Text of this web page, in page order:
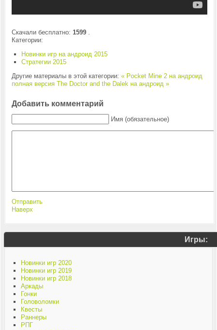
Скачали бесплатно: 1599.
Категории:
Новинки игр на андроид 2015
Стратегии 2015
Другие материалы в этой категории: « Pocket Mine 2 на андроид
полная версия The Doctor and the Dalek на андроид »
Добавить комментарий
Имя (обязательное)
Отправить
Наверх
Игры:
Новинки игр 2020
Новинки игр 2019
Новинки игр 2018
Аркады
Гонки
Головоломки
Квесты
Раннеры
РПГ